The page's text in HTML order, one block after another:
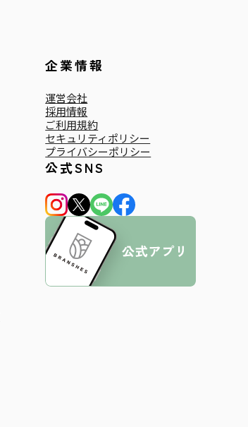
企業情報
運営会社
採用情報
ご利用規約
セキュリティポリシー
プライバシーポリシー
公式SNS